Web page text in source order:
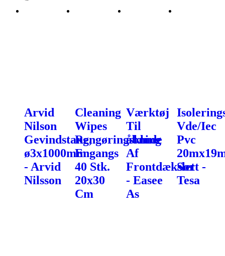
Arvid
Nilson
Gevindstang,
ø3x1000mm
- Arvid
Nilsson
Cleaning
Wipes
Rengøringsklude
Engangs
40 Stk.
20x30
Cm
Værktøj
Til
åbning
Af
Frontdækslet
- Easee
As
Vde/Iec
Pvc
Sort -
Tesa